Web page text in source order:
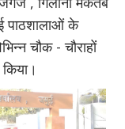
पाठशालाओं के
चौक - चौराहों